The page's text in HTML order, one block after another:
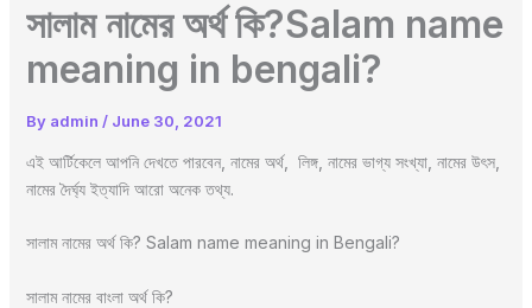
সালাম নামের অর্থ কি?Salam name
meaning in bengali?
By admin / June 30, 2021
এই আর্টিকেলে আপনি দেখতে পারবেন, নামের অর্থ, লিঙ্গ, নামের ভাগ্য সংখ্যা, নামের উৎস,
নামের দৈর্ঘ্য ইত্যাদি আরো অনেক তথ্য.
সালাম নামের অর্থ কি? Salam name meaning in Bengali?
সালাম নামের বাংলা অর্থ কি?